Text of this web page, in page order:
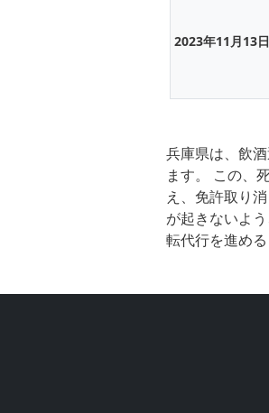
2023年11月13日
兵庫県は、飲
ます。 この、
え、免許取り
が起きないよ
転代行を進める